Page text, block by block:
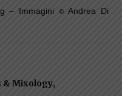
– Immagini ©Andrea Di
& Mixology,